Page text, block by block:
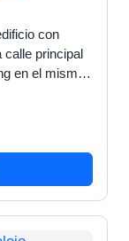
con
calle principal
en el mismo